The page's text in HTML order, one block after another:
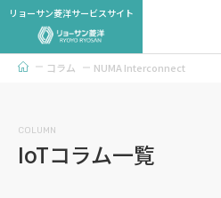
リョーサン菱洋サービスサイト
トップページ
コラム NUMA Interconnect
COLUMN
IoTコラム一覧